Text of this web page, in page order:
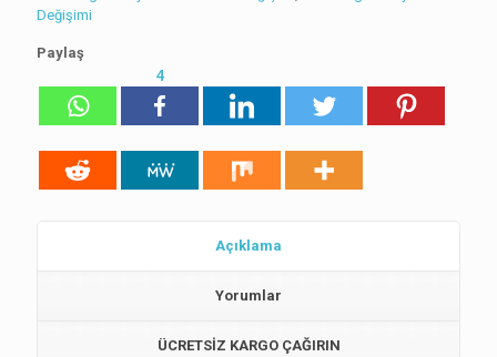
Değişimi
Paylaş
4
Açıklama
Yorumlar
ÜCRETSİZ KARGO ÇAĞIRIN